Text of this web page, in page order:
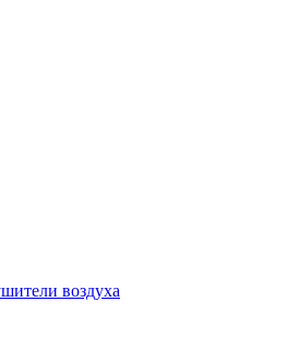
воздуха